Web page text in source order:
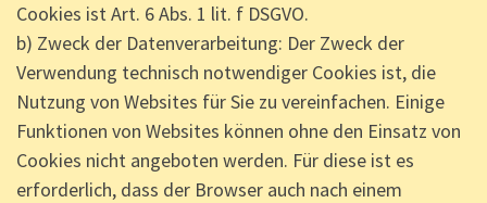
Cookies ist Art. 6 Abs. 1 lit. f DSGVO.
b) Zweck der Datenverarbeitung: Der Zweck der
Verwendung technisch notwendiger Cookies ist, die
Nutzung von Websites für Sie zu vereinfachen. Einige
Funktionen von Websites können ohne den Einsatz von
Cookies nicht angeboten werden. Für diese ist es
erforderlich, dass der Browser auch nach einem